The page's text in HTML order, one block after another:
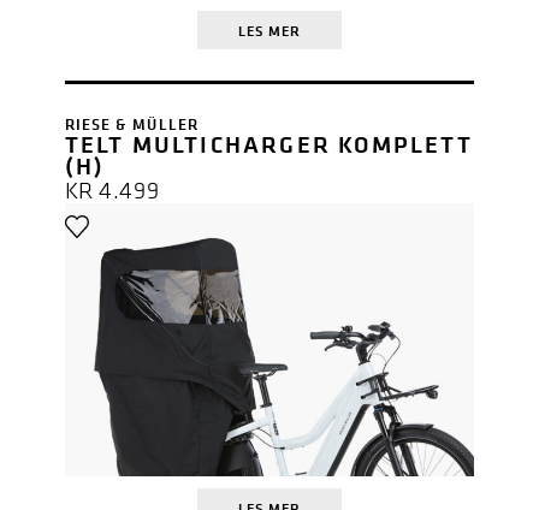
LES MER
RIESE & MÜLLER
TELT MULTICHARGER KOMPLETT
(H)
KR4.499